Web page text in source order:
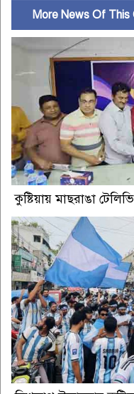
More News Of This
কুষ্টিয়ায় মাছরাঙা